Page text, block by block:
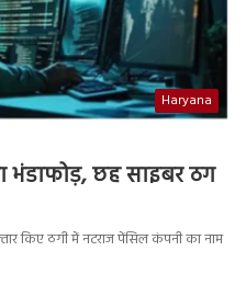
Haryana
भंडाफोड़, छह साइबर ठग
किए ठगी में नटराज पेंसिल कंपनी का नाम